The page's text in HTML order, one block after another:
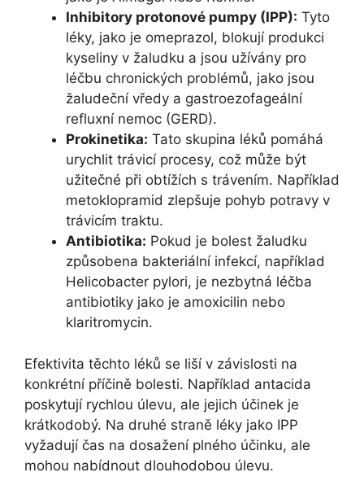
Inhibitory protonové pumpy (IPP): Tyto
léky, jako je omeprazol, blokují produkci
kyseliny v žaludku a jsou užívány pro
léčbu chronických problémů, jako jsou
žaludeční vředy a gastroezofageální
refluxní nemoc (GERD).
Prokinetika: Tato skupina léků pomáhá
urychlit trávicí procesy, což může být
užitečné při obtížích s trávením. Například
metoklopramid zlepšuje pohyb potravy v
trávicím traktu.
Antibiotika: Pokud je bolest žaludku
způsobena bakteriální infekcí, například
Helicobacter pylori, je nezbytná léčba
antibiotiky jako je amoxicilin nebo
klaritromycin.
Efektivita těchto léků se liší v závislosti na
konkrétní příčině bolesti. Například antacida
poskytují rychlou úlevu, ale jejich účinek je
krátkodobý. Na druhé straně léky jako IPP
vyžadují čas na dosažení plného účinku, ale
mohou nabídnout dlouhodobou úlevu.